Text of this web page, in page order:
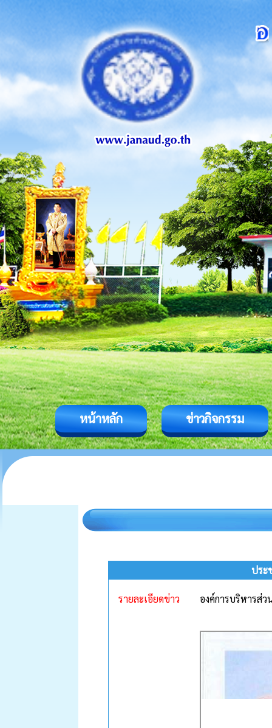
หน้าหลัก ข่าวกิจกรรม
ประ
รายละเอียดข่าว องค์การบริหารส่